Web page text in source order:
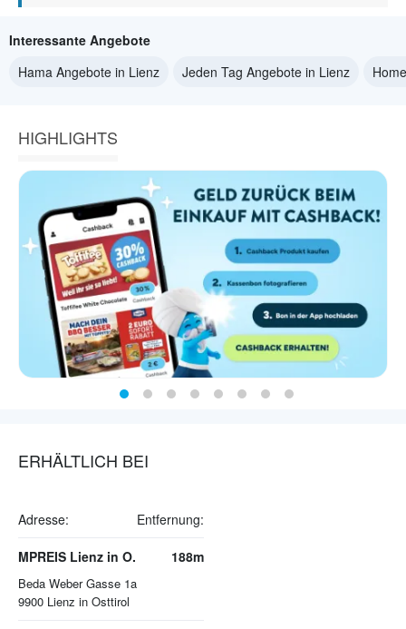
Interessante Angebote
Hama Angebote in Lienz
Jeden Tag Angebote in Lienz
HIGHLIGHTS
ERHÄLTLICH BEI
Adresse: Entfernung:
MPREIS Lienz in O.
Beda Weber Gasse 1a
9900 Lienz in Osttirol
188m